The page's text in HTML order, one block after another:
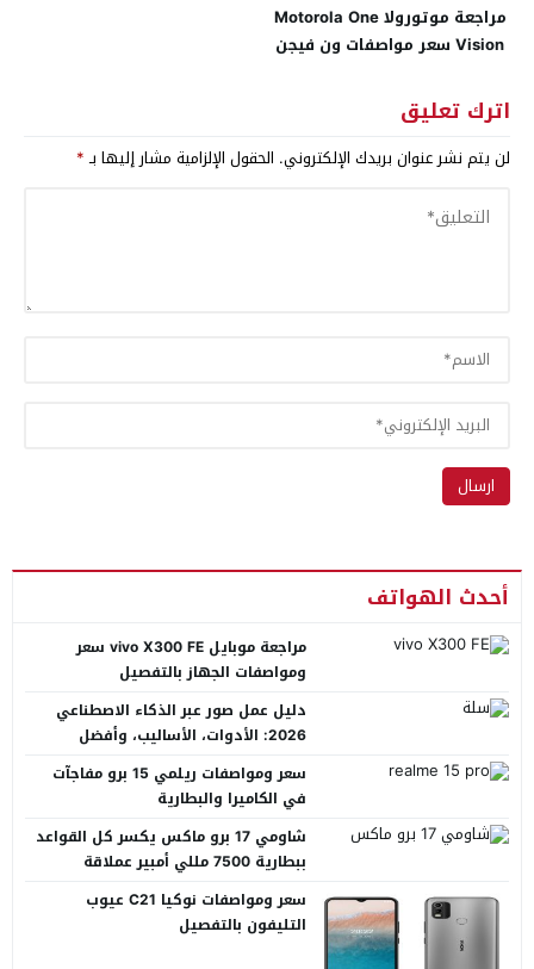
مراجعة موتورولا Motorola One
Vision سعر مواصفات ون فيجن
اترك تعليق
لن يتم نشر عنوان بريدك الإلكتروني. الحقول الإلزامية مشار إليها بـ*
أحدث الهواتف
مراجعة موبايل vivo X300 FE سعر
ومواصفات الجهاز بالتفصيل
دليل عمل صور عبر الذكاء الاصطناعي
2026: الأدوات، الأساليب، وأفضل
سعر ومواصفات ريلمي 15 برو مفاجآت
في الكاميرا والبطارية
شاومي 17 برو ماكس يكسر كل القواعد
ببطارية 7500 مللي أمبير عملاقة
سعر ومواصفات نوكيا C21 عيوب
التليفون بالتفصيل